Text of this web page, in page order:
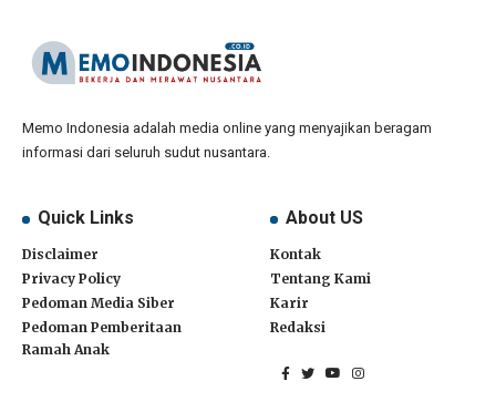
Memo Indonesia adalah media online yang menyajikan beragam
informasi dari seluruh sudut nusantara.
Quick Links
Disclaimer
Privacy Policy
Pedoman Media Siber
Pedoman Pemberitaan
Ramah Anak
About US
Kontak
Tentang Kami
Karir
Redaksi